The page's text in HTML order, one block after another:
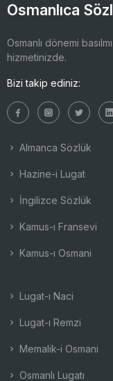
Osmanlıca
Osmanlı dönemi
hizmetinizde.
Bizi takip ediniz:
Almanca Sözlük
Hazine-i Lugat
İngilizce Sözlük
Kamus-ı Fransevi
Kamus-ı Osmani
Lugat-ı Naci
Lugat-ı Remzi
Memalik-i Osmani
Osmanlı Lugatı